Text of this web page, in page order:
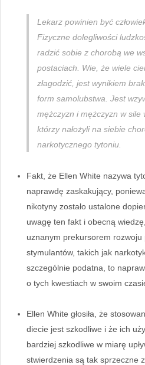
Lekarz powinien być
Fizyczne dolegliwości
radzić sobie z chorobą we
postaciach. Wie, że wiele
złagodzić, jest wynikiem
form samolubstwa. Jest
mężczyzn i mężczyzn w sile
którzy nałożyli na siebie
narkotycznego tytoniu.
Fakt, że Ellen White nazywa
naprawdę zaskakujący,
nikotyny zostało ustalone
uwagę ten fakt i obecną
uznanym prekursorem rozwoju
stymulantów, takich jak
szczególnie podatna, to
o tych kwestiach w swoim
Ellen White głosiła, że
diecie jest szkodliwe i że ich
bardziej szkodliwe w miarę
stwierdzenia są tak sprzeczne